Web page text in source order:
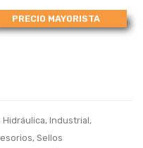
Seal,
Metric,
Junta
Seal,
PRECIO MAYORISTA
, Hidráulica, Industrial,
, Sellos